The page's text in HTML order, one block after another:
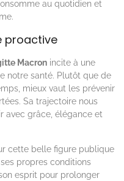
au quotidien et
proactive
Macron incite à une
notre santé. Plutôt que de
mieux vaut les prévenir
Sa trajectoire nous
avec grâce, élégance et
cette belle figure publique
propres conditions
esprit pour prolonger